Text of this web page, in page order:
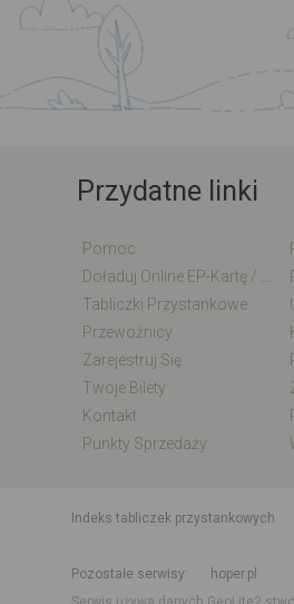
Przydatne linki
Pomoc
Tabliczki Przystankowe
Przewoźnicy
Zarejestruj Się
Twoje Bilety
Kontakt
Punkty Sprzedaży
indeks tabliczek przystankowych
Pozostałe serwisy
hoper.pl